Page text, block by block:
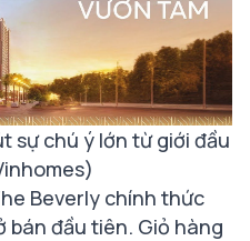
sự chú ý lớn từ giới đầu
Beverly chính thức
bán đầu tiên. Giỏ hàng